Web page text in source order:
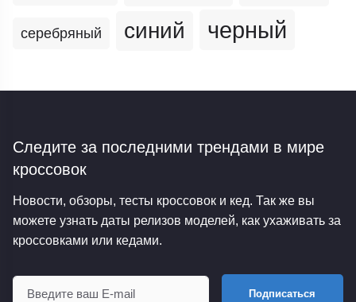
серебряный синий черный
Следите за последними трендами в мире
кроссовок
Новости, обзоры, тесты кроссовок и кед. Так же вы
можете узнать даты релизов моделей, как ухаживать за
кроссовками или кедами.
Подписаться